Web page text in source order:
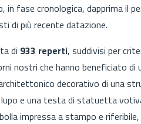
in fase cronologica, dapprima il
di più recente datazione.
di 933 reperti, suddivisi per
nostri che hanno beneficiato di
decorativo di una
e una testa di statuetta
impressa a stampo e